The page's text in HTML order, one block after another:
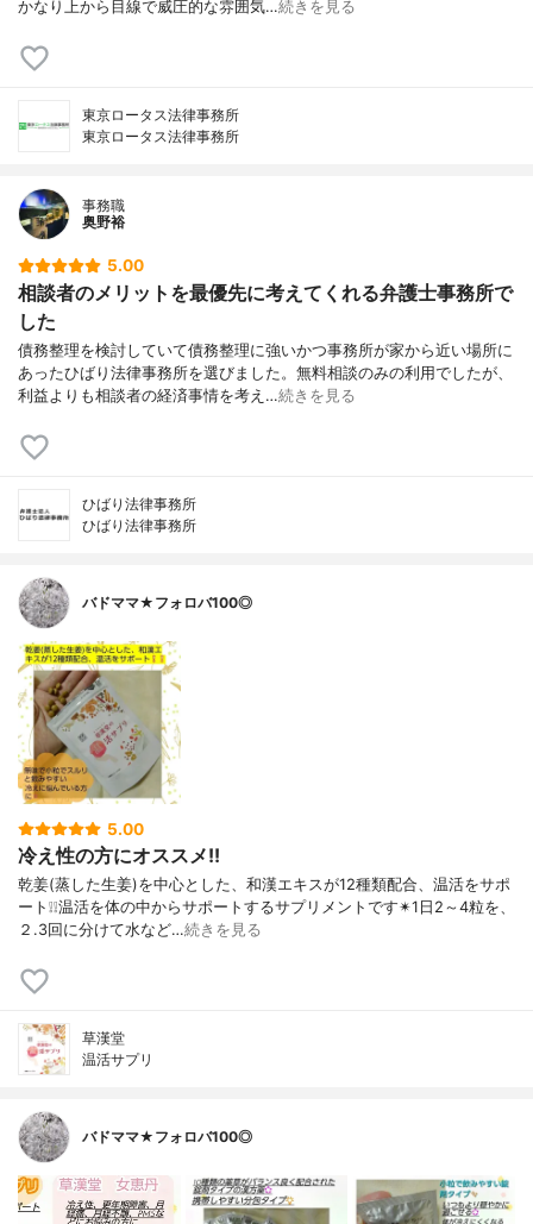
かなり上から目線で威圧的な雰囲気…続きを見る
東京ロータス法律事務所
東京ロータス法律事務所
事務職
奥野裕
5.00
相談者のメリットを最優先に考えてくれる弁護士事務所で
した
債務整理を検討していて債務整理に強いかつ事務所が家から近い場所に
あったひばり法律事務所を選びました。無料相談のみの利用でしたが、
利益よりも相談者の経済事情を考え…続きを見る
ひばり法律事務所
ひばり法律事務所
バドママ★フォロバ100◎
5.00
冷え性の方にオススメ!!
乾姜(蒸した生姜)を中心とした、和漢エキスが12種類配合、温活をサポ
ート❕❕温活を体の中からサポートするサプリメントです✴1日2～4粒を、
２.3回に分けて水など…続きを見る
草漢堂
温活サプリ
バドママ★フォロバ100◎